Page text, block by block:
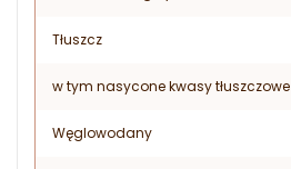
Tłuszcz
w tym nasycone kwasy tłuszczowe
Węglowodany